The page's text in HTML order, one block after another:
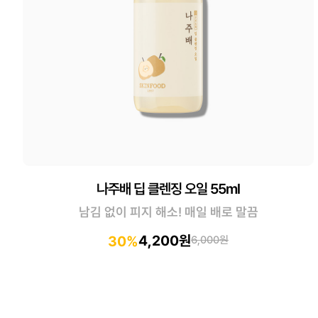
나주배 딥 클렌징 오일 55ml
남김 없이 피지 해소! 매일 배로 말끔
30%4,200원6,000원